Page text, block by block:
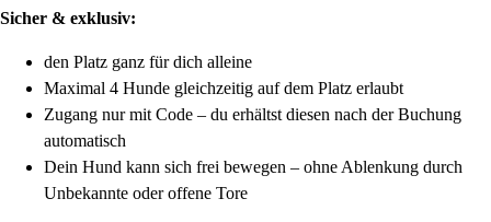
Sicher & exklusiv:
den Platz ganz für dich alleine
Maximal 4 Hunde gleichzeitig auf dem Platz erlaubt
Zugang nur mit Code – du erhältst diesen nach der Buchung
automatisch
Dein Hund kann sich frei bewegen – ohne Ablenkung durch
Unbekannte oder offene Tore